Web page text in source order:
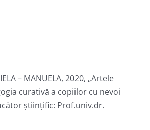
– MANUELA, 2020, „Artele
curativă a copiilor cu nevoi
ştiinţific: Prof.univ.dr.